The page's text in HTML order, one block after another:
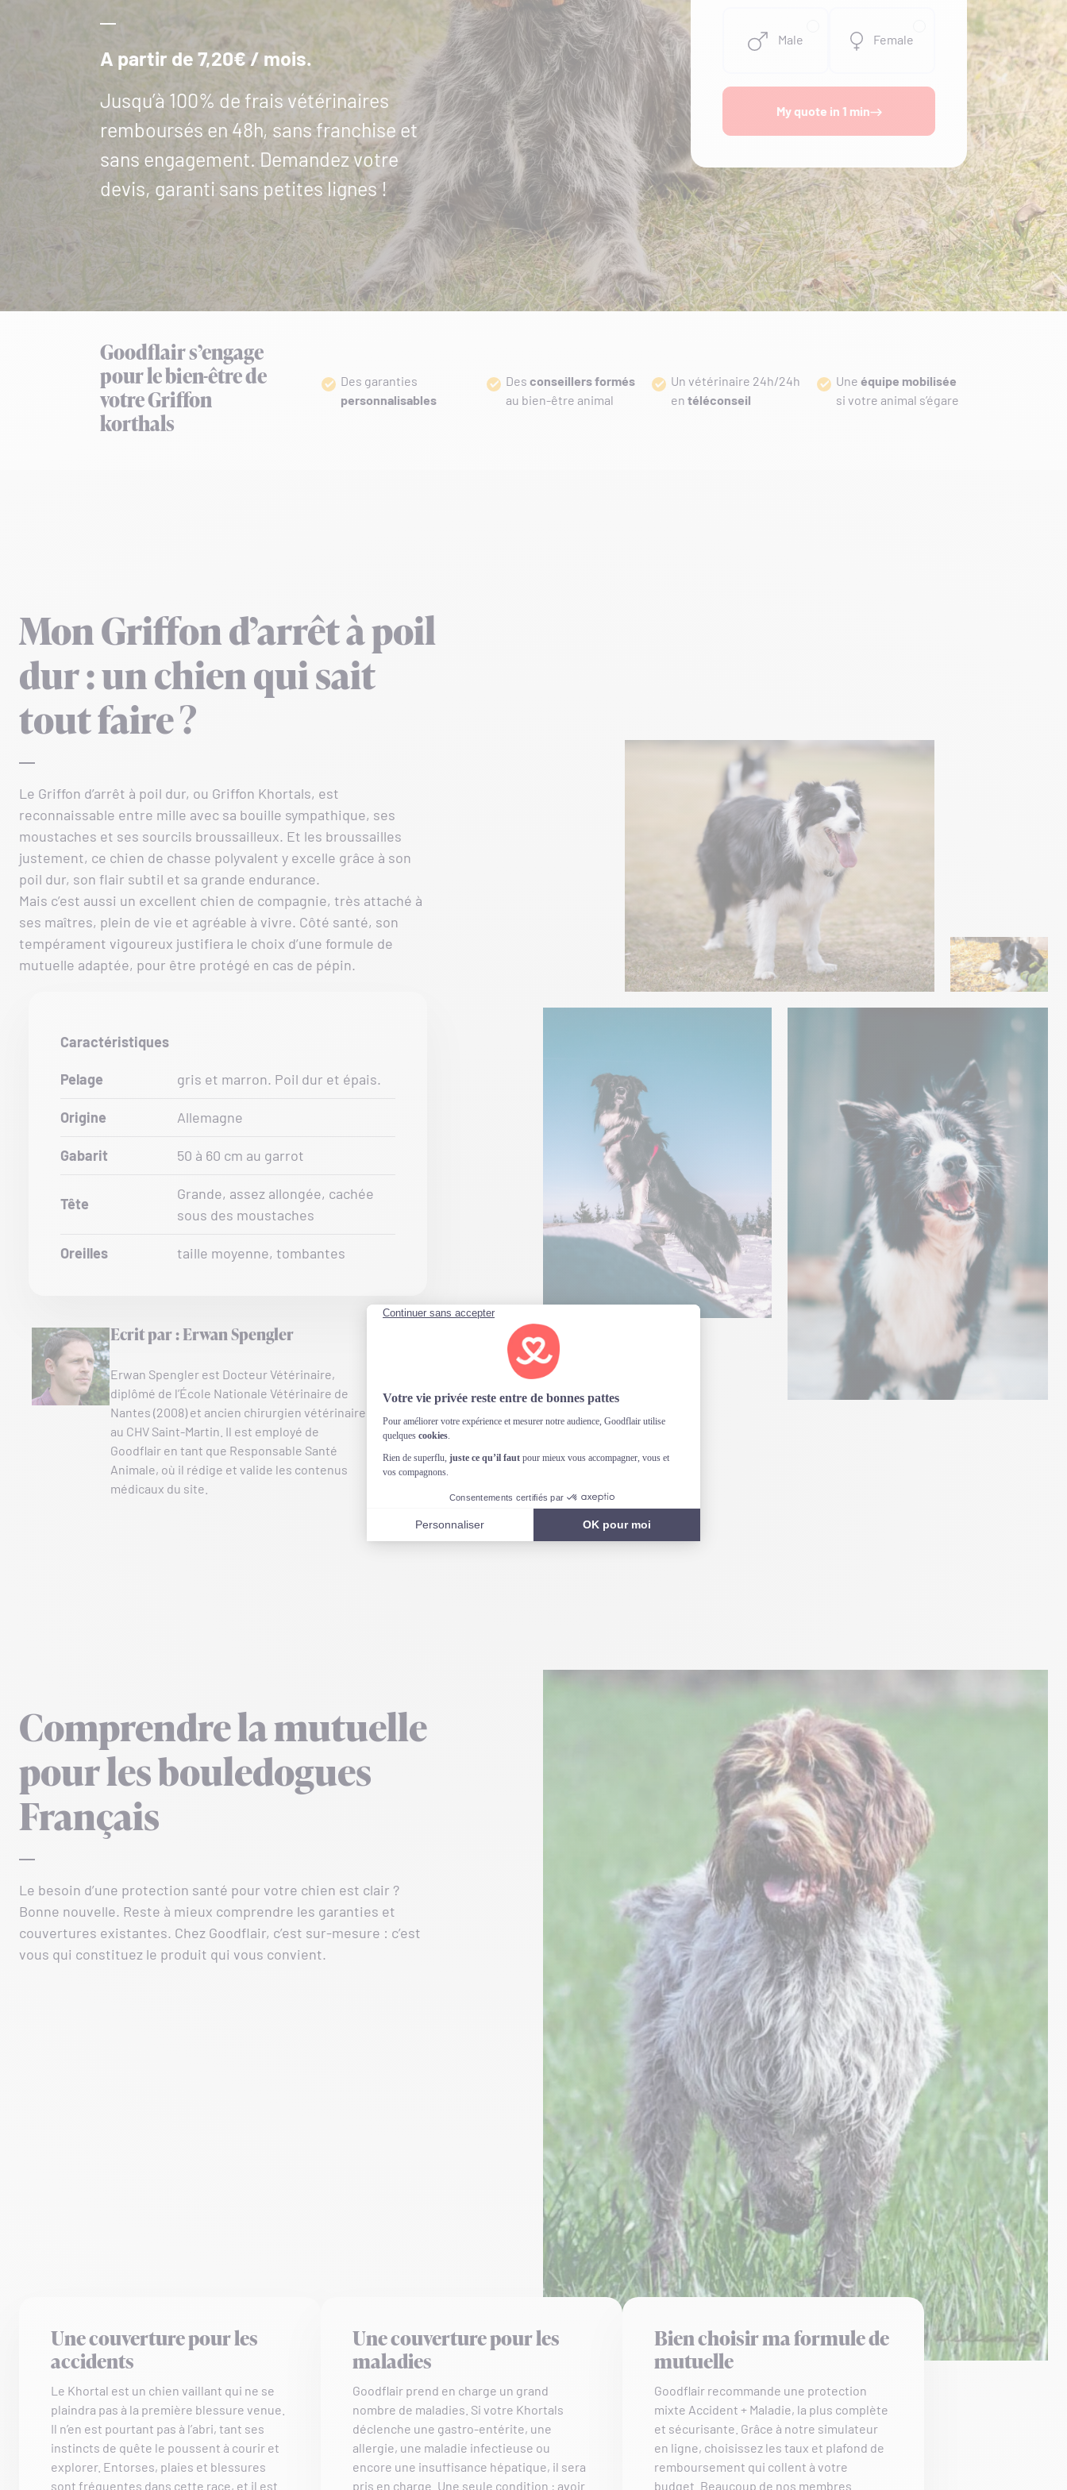
A partir de 7,20€ / mois.
Jusqu’à 100% de frais vétérinaires
remboursés en 48h, sans franchise et
sans engagement. Demandez votre
devis, garanti sans petites lignes !
Male Female
My quote in 1 min
Goodflair s’engage
pour le bien-être de
votre Griffon
korthals
Des garanties
personnalisables
Des conseillers formés
au bien-être animal
Un vétérinaire 24h/24h
en téléconseil
Une équipe mobilisée
si votre animal s’égare
Mon Griffon d’arrêt à poil
dur : un chien qui sait
tout faire ?
Le Griffon d’arrêt à poil dur, ou Griffon Khortals, est
reconnaissable entre mille avec sa bouille sympathique, ses
moustaches et ses sourcils broussailleux. Et les broussailles
justement, ce chien de chasse polyvalent y excelle grâce à son
poil dur, son flair subtil et sa grande endurance.
Mais c’est aussi un excellent chien de compagnie, très attaché à
ses maîtres, plein de vie et agréable à vivre. Côté santé, son
tempérament vigoureux justifiera le choix d’une formule de
mutuelle adaptée, pour être protégé en cas de pépin.
Caractéristiques
Pelage gris et marron. Poil dur et épais.
Origine Allemagne
Gabarit 50 à 60 cm au garrot
Tête
Grande, assez allongée, cachée
sous des moustaches
Oreilles taille moyenne, tombantes
Ecrit par : Erwan Spengler
Erwan Spengler est Docteur Vétérinaire,
diplômé de l’École Nationale Vétérinaire de
Nantes (2008) et ancien chirurgien vétérinaire
au CHV Saint-Martin. Il est employé de
Goodflair en tant que Responsable Santé
Animale, où il rédige et valide les contenus
médicaux du site.
Comprendre la mutuelle
pour les bouledogues
Français
Le besoin d’une protection santé pour votre chien est clair ?
Bonne nouvelle. Reste à mieux comprendre les garanties et
couvertures existantes. Chez Goodflair, c’est sur-mesure : c’est
vous qui constituez le produit qui vous convient.
Une couverture pour les
accidents
Le Khortal est un chien vaillant qui ne se
plaindra pas à la première blessure venue.
Il n’en est pourtant pas à l’abri, tant ses
instincts de quête le poussent à courir et
explorer. Entorses, plaies et blessures
sont fréquentes dans cette race, et il est
Une couverture pour les
maladies
Goodflair prend en charge un grand
nombre de maladies. Si votre Khortals
déclenche une gastro-entérite, une
allergie, une maladie infectieuse ou
encore une insuffisance hépatique, il sera
pris en charge. Une seule condition : avoir
Bien choisir ma formule de
mutuelle
Goodflair recommande une protection
mixte Accident + Maladie, la plus complète
et sécurisante. Grâce à notre simulateur
en ligne, choisissez les taux et plafond de
remboursement qui collent à votre
budget. Beaucoup de nos membres